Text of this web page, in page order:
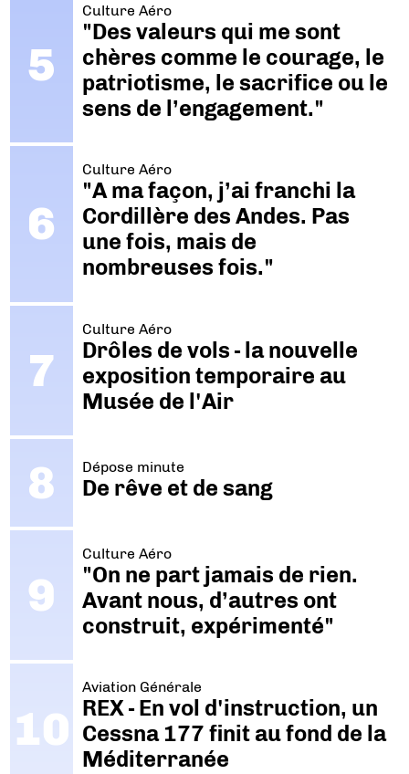
Culture Aéro
"Des valeurs qui me sont
chères comme le courage, le
patriotisme, le sacrifice ou le
sens de l’engagement."
Culture Aéro
"A ma façon, j’ai franchi la
Cordillère des Andes. Pas
une fois, mais de
nombreuses fois."
Culture Aéro
Drôles de vols - la nouvelle
exposition temporaire au
Musée de l'Air
Dépose minute
De rêve et de sang
Culture Aéro
"On ne part jamais de rien.
Avant nous, d’autres ont
construit, expérimenté"
Aviation Générale
REX - En vol d'instruction, un
Cessna 177 finit au fond de la
Méditerranée